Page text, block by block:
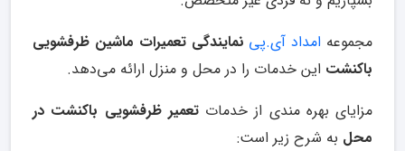
مجموعه امداد آی.پی نمایندگی تعمیرات ماشین ظرفشویی
باکنشت این خدمات را در محل و منزل ارائه می‌دهد.
مزایای بهره مندی از خدمات تعمیر ظرفشویی باکنشت در
محل به شرح زیر است: